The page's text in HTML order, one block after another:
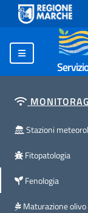
Stazioni
Fitopatologia
Fenologia
Maturazione olivo